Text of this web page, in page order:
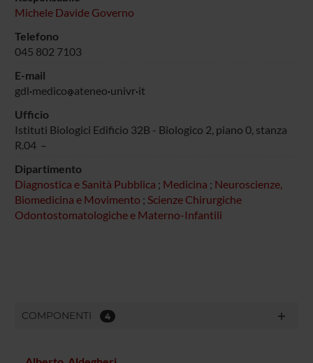
Michele Davide Governo
Telefono
045 802 7103
E-mail
gdl medico ateneo univr it
Ufficio
Istituti Biologici Edificio 32B - Biologico 2, piano 0, stanza
R.04 –
Dipartimento
Diagnostica e Sanità Pubblica ; Medicina ; Neuroscienze,
Biomedicina e Movimento ; Scienze Chirurgiche
Odontostomatologiche e Materno-Infantili
COMPONENTI 4